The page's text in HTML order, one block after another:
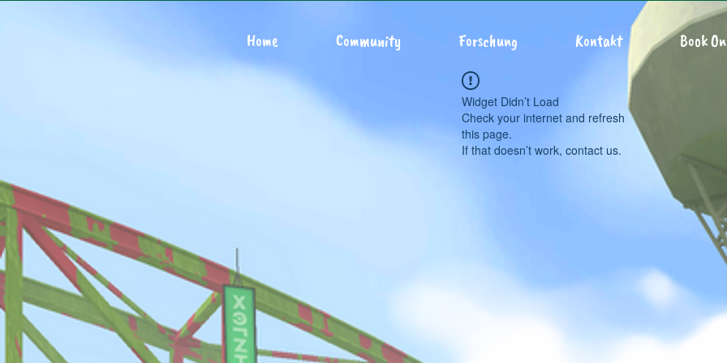
Home Community Forschung Kontakt Book
Widget Didn’t Load
Check your internet and refresh
this page.
If that doesn’t work, contact us.